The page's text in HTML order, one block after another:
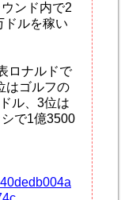
ンド内で2
ドルを稼い
ロナルドで
はゴルフの
ル、3位は
で1億3500